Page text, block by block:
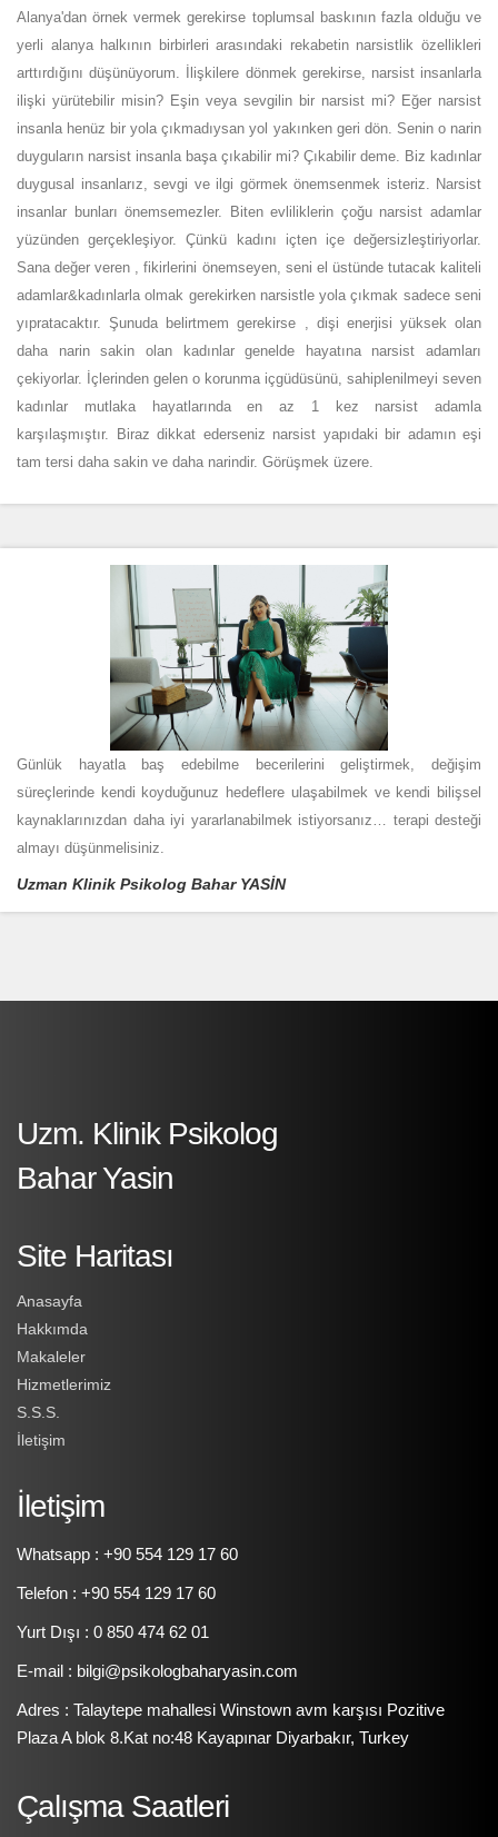
Alanya'dan örnek vermek gerekirse toplumsal baskının fazla olduğu ve
yerli alanya halkının birbirleri arasındaki rekabetin narsistlik özellikleri
arttırdığını düşünüyorum. İlişkilere dönmek gerekirse, narsist insanlarla
ilişki yürütebilir misin? Eşin veya sevgilin bir narsist mi? Eğer narsist
insanla henüz bir yola çıkmadıysan yol yakınken geri dön. Senin o narin
duyguların narsist insanla başa çıkabilir mi? Çıkabilir deme. Biz kadınlar
duygusal insanlarız, sevgi ve ilgi görmek önemsenmek isteriz. Narsist
insanlar bunları önemsemezler. Biten evliliklerin çoğu narsist adamlar
yüzünden gerçekleşiyor. Çünkü kadını içten içe değersizleştiriyorlar.
Sana değer veren , fikirlerini önemseyen, seni el üstünde tutacak kaliteli
adamlar&kadınlarla olmak gerekirken narsistle yola çıkmak sadece seni
yıpratacaktır. Şunuda belirtmem gerekirse , dişi enerjisi yüksek olan
daha narin sakin olan kadınlar genelde hayatına narsist adamları
çekiyorlar. İçlerinden gelen o korunma içgüdüsünü, sahiplenilmeyi seven
kadınlar mutlaka hayatlarında en az 1 kez narsist adamla
karşılaşmıştır. Biraz dikkat ederseniz narsist yapıdaki bir adamın eşi
tam tersi daha sakin ve daha narindir. Görüşmek üzere.
Günlük hayatla baş edebilme becerilerini geliştirmek, değişim
süreçlerinde kendi koyduğunuz hedeflere ulaşabilmek ve kendi bilişsel
kaynaklarınızdan daha iyi yararlanabilmek istiyorsanız… terapi desteği
almayı düşünmelisiniz.
Uzman Klinik Psikolog Bahar YASİN
Uzm. Klinik Psikolog
Bahar Yasin
Site Haritası
Anasayfa
Hakkımda
Makaleler
Hizmetlerimiz
S.S.S.
İletişim
İletişim
Whatsapp : +90 554 129 17 60
Telefon : +90 554 129 17 60
Yurt Dışı : 0 850 474 62 01
E-mail : bilgi@psikologbaharyasin.com
Adres : Talaytepe mahallesi Winstown avm karşısı Pozitive
Plaza A blok 8.Kat no:48 Kayapınar Diyarbakır, Turkey
Çalışma Saatleri